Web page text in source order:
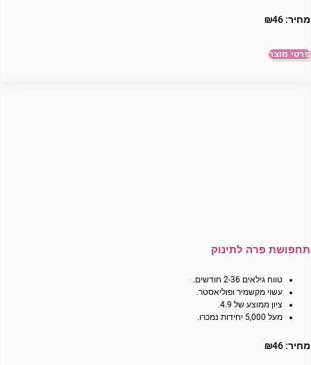
מחיר: ₪46
פרטי מוצר
תחפושת פרה לתינוק
טווח גילאים 2-36 חודשים.
עשוי מקשמיר ופוליאסטר.
ציון ממוצע של 4.9.
מעל 5,000 יחידות נמכרו.
מחיר: ₪46